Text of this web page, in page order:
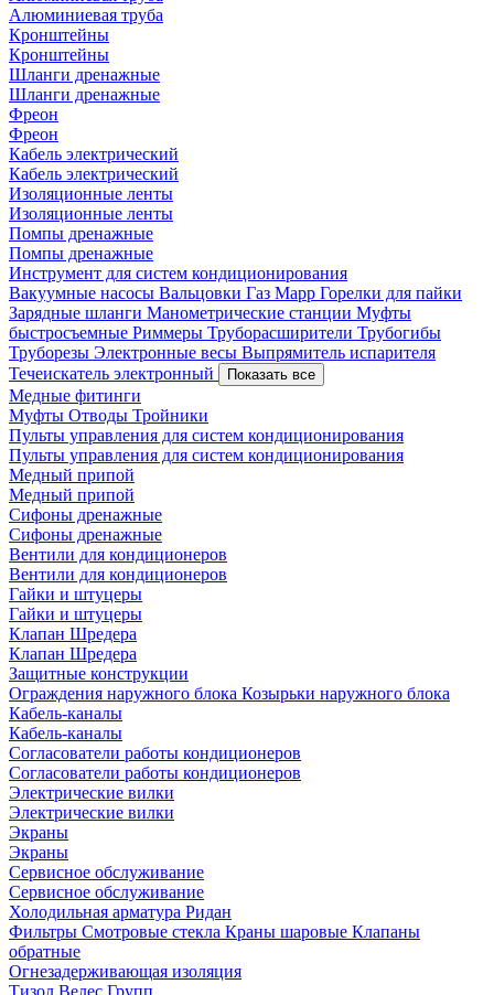
Алюминиевая труба
Кронштейны
Кронштейны
Шланги дренажные
Шланги дренажные
Фреон
Фреон
Кабель электрический
Кабель электрический
Изоляционные ленты
Изоляционные ленты
Помпы дренажные
Помпы дренажные
Инструмент для систем кондиционирования
Вакуумные насосы Вальцовки Газ Mapp Горелки для пайки
Зарядные шланги Манометрические станции Муфты
быстросъемные Риммеры Труборасширители Трубогибы
Труборезы Электронные весы Выпрямитель испарителя
Течеискатель электронный
Показать все
Медные фитинги
Муфты Отводы Тройники
Пульты управления для систем кондиционирования
Пульты управления для систем кондиционирования
Медный припой
Медный припой
Сифоны дренажные
Сифоны дренажные
Вентили для кондиционеров
Вентили для кондиционеров
Гайки и штуцеры
Гайки и штуцеры
Клапан Шредера
Клапан Шредера
Защитные конструкции
Ограждения наружного блока Козырьки наружного блока
Кабель-каналы
Кабель-каналы
Согласователи работы кондиционеров
Согласователи работы кондиционеров
Электрические вилки
Электрические вилки
Экраны
Экраны
Сервисное обслуживание
Сервисное обслуживание
Холодильная арматура Ридан
Фильтры Смотровые стекла Краны шаровые Клапаны
обратные
Огнезадерживающая изоляция
Тизол Велес Групп